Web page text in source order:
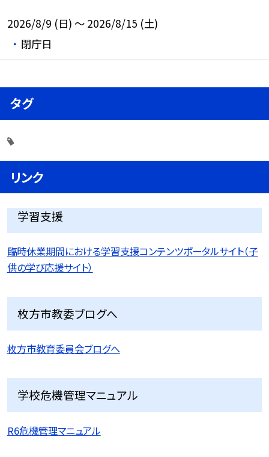
2026/8/9 (日) ～ 2026/8/15 (土)
閉庁日
タグ
リンク
学習支援
臨時休業期間における学習支援コンテンツポータルサイト（子
供の学び応援サイト）
枚方市教委ブログへ
枚方市教育委員会ブログへ
学校危機管理マニュアル
R6危機管理マニュアル